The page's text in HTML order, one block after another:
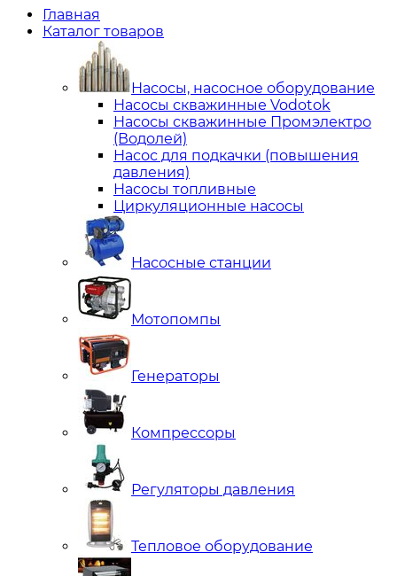
Главная
Каталог товаров
Насосы, насосное оборудование
Насосы скважинные Vodotok
Насосы скважинные Промэлектро
(Водолей)
Насос для подкачки (повышения
давления)
Насосы топливные
Циркуляционные насосы
Насосные станции
Мотопомпы
Генераторы
Компрессоры
Регуляторы давления
Тепловое оборудование